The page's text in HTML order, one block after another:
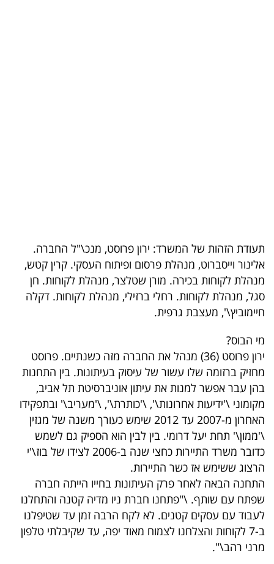
הכלכלי
פודקאסט
40
UNDER
40
שיתופי
פעולה
דרושים
ניוזלטרים
מייל
תעודת הזהות של המשרד: ירון פרוסט, מנכ\"ל החברה.
אלינור וייסברוט, מנהלת פרסום ופיתוח העסקי. קרין קטש,
מנהלת לקוחות בכירה. מורן שטלצר, מנהלת לקוחות. חן
סגל, מנהלת לקוחות. רחלי ברזילי, מנהלת לקוחות. דקלה
חיימוביץ\', מעצבת גרפית.
מי הבוס?
ירון פרוסט (36) מנהל את החברה מזה כשנתיים. פרוסט
מחזיק ברזומה שלו עשור של עיסוק בעיתונות. בין התחנות
בהן עבר אפשר למנות את עיתון אוניברסיטת תל אביב,
מקומוני \'ידיעות אחרונות\', \'כותרת\', \'מעריב\' ובתפקידו
האחרון מ-2007 עד 2012 שימש כעורך משנה של מגזין
\'ממון\' תחת יעל דרומי. בין לבין הוא הספיק גם לשמש
כדובר משרד התיירות כחצי שנה ב-2006 לצידו של
בוז\'י
הרצוג ששימש אז כשר התיירות.
התחנה הבאה לאחר פרק העיתונות בחייו הייתה חברה
שפתח עם שותף. \"פתחנו חברת ניו מדיה קטנה והתחלנו
לעבוד עם עסקים קטנים. לא לקח הרבה זמן עד שטיפלנו
ב-7 לקוחות והצלחנו לצמוח מאוד יפה, עד שקיבלתי טלפון
מרני רהב\".